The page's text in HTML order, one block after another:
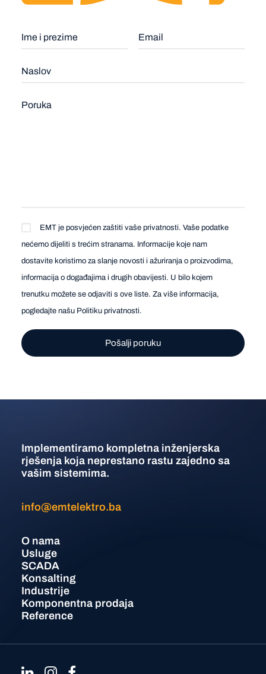
EMT je posvjećen zaštiti vaše privatnosti. Vaše podatke
nećemo dijeliti s trećim stranama. Informacije koje nam
dostavite koristimo za slanje novosti i ažuriranja o proizvodima,
informacija o događajima i drugih obavijesti. U bilo kojem
trenutku možete se odjaviti s ove liste. Za više informacija,
pogledajte našu Politiku privatnosti.
O nama
Usluge
SCADA
Konsalting
Industrije
Komponentna prodaja
Reference
Implementiramo kompletna inženjerska
rješenja koja neprestano rastu zajedno sa
vašim sistemima.
info@emtelektro.ba